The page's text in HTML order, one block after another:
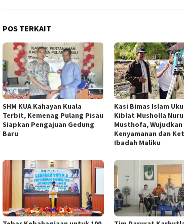
POS TERKAIT
SHM KUA Kahayan Kuala
Terbit, Kemenag Pulang Pisau
Siapkan Pengajuan Gedung
Baru
Kasi Bimas Islam
Kiblat Musholla
Musthofa, Wujudkan
Kenyamanan dan
Ibadah Maliku